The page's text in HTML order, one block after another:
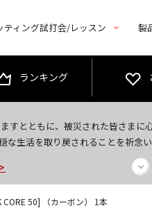
ティング試打会/レッスン 製
ランキング
とともに、被災された皆さまに
生活を取り戻されることを祈念い
クーポンプレゼント！
問い合わせ＞
CORE 50] （カーボン） 1本